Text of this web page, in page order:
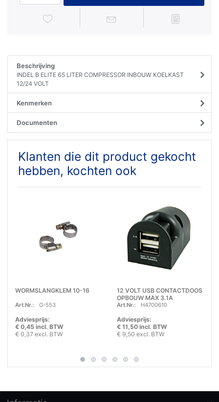
Beschrijving
INDEL B ELITE 65 LITER COMPRESSOR INBOUW KOELKAST
12/24 VOLT
Kenmerken
Documenten
Klanten die dit product gekocht
hebben, kochten ook
WORMSLANGKLEM 10-16
Art.Nr.: G-553
Adviesprijs:
€ 0,45 incl. BTW
€ 0,37 excl. BTW
12 VOLT USB CONTACTDOOS
OPBOUW MAX 3.1A
Art.Nr.: H4700610
Adviesprijs:
€ 11,50 incl. BTW
€ 9,50 excl. BTW